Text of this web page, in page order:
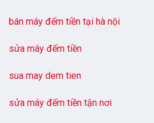
bán máy đếm tiền tại hà nội
sửa máy đếm tiền
sua may dem tien
sửa máy đếm tiền tận nơi